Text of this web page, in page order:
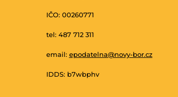
IČO: 00260771
tel: 487 712 311
email: epodatelna@novy-bor.cz
IDDS: b7wbphv